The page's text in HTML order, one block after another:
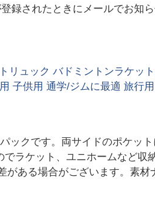
録されたときにメールでお知
リュック バドミントンラケッ
子供用 通学/ジムに最適 旅行
ックです。両サイドのポケッ
ラケット、ユニホームなど収
がある場合がございます。素材